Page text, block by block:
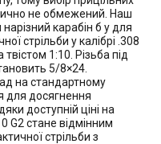
не обмежений. Наш
карабін б у для
стрільби у калібрі .308
1:10. Різьба під
5/8×24.
на стандартному
для досягнення
доступній ціні на
G2 стане відмінним
стрільби з